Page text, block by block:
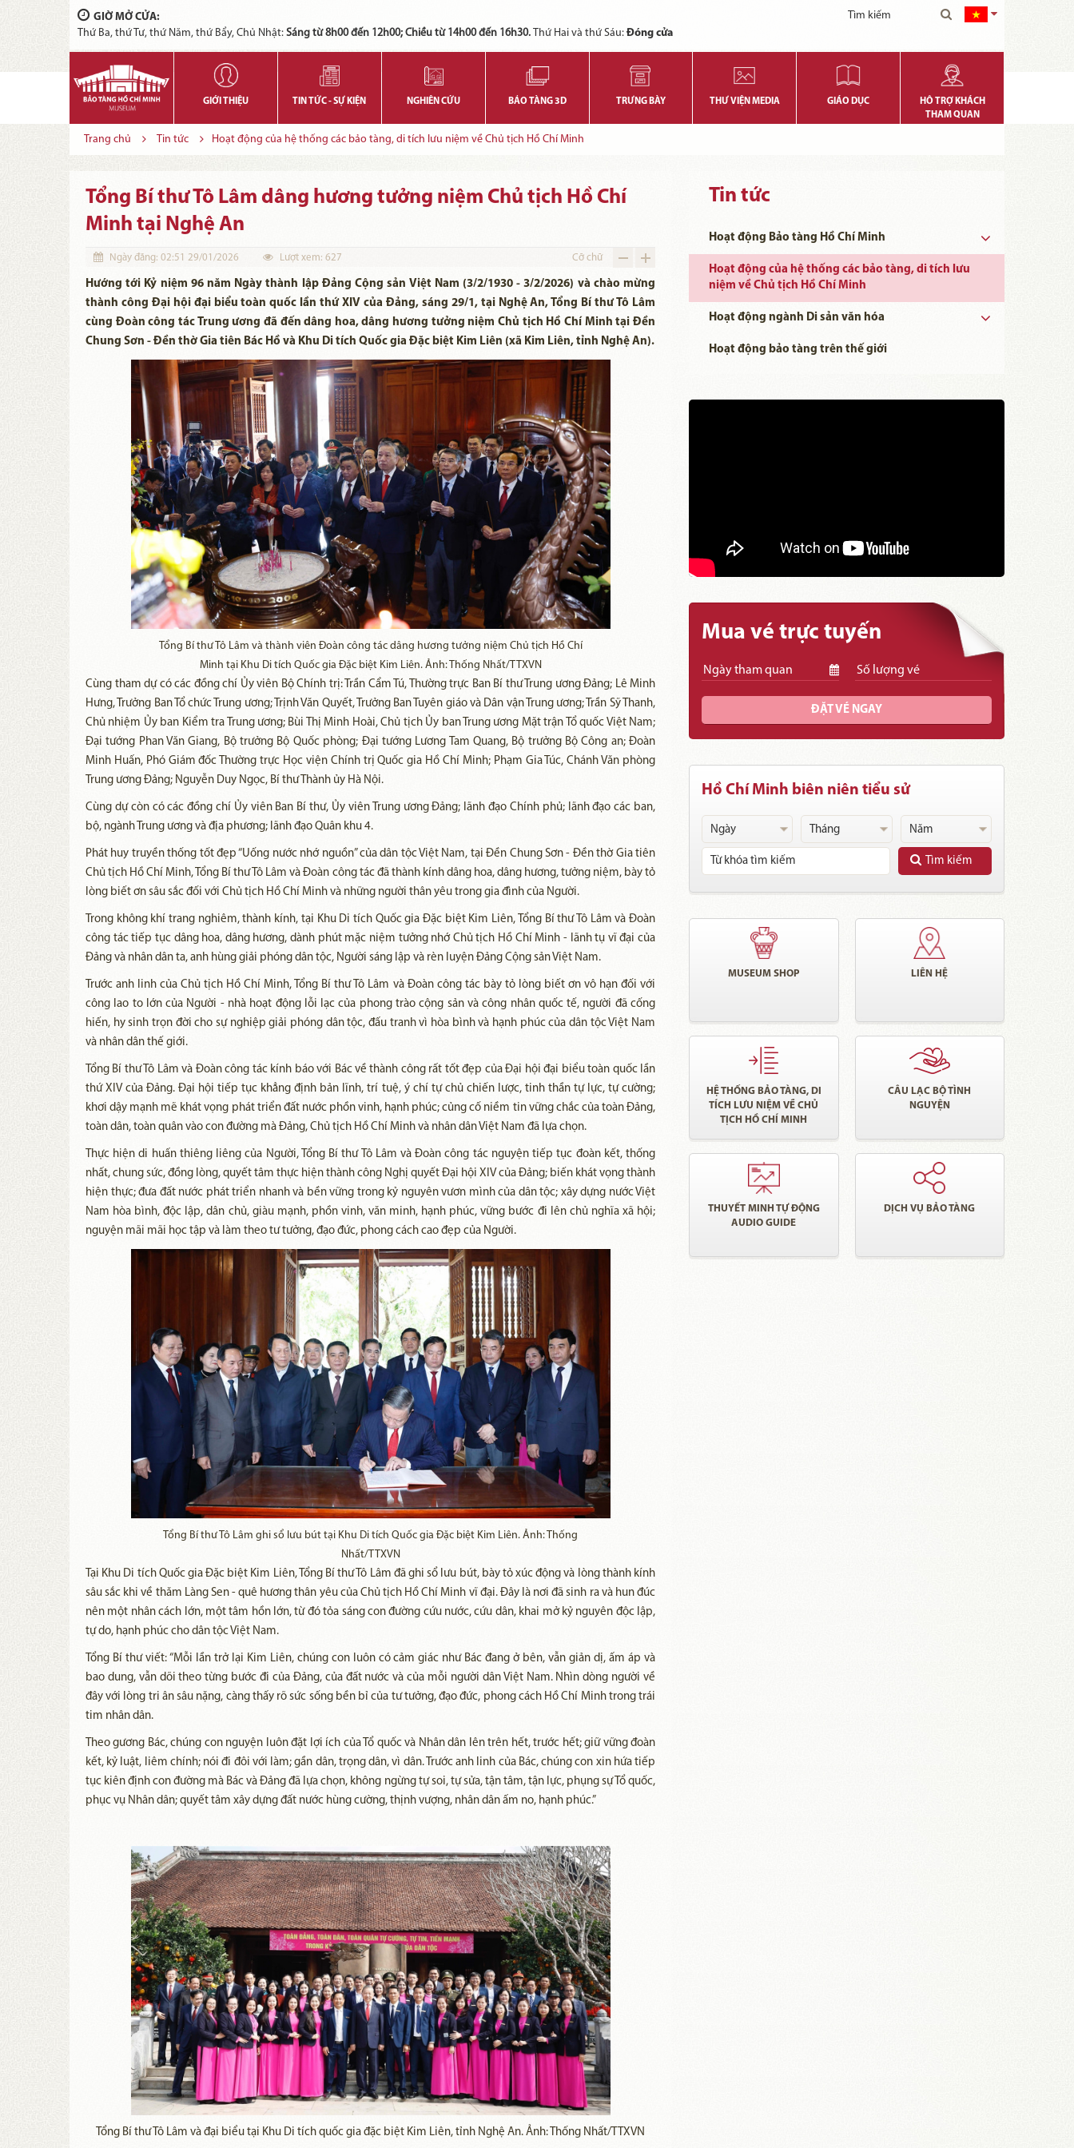
GIỜ MỞ CỬA:
Thứ Ba, thứ Tư, thứ Năm, thứ Bẩy, Chủ Nhật: Sáng từ 8h00 đến 12h00; Chiều từ 14h00 đến 16h30. Thứ Hai và thứ Sáu: Đóng cửa
GIỚI THIỆU TIN TỨC - SỰ KIỆN NGHIÊN CỨU BẢO TÀNG 3D TRƯNG BÀY THƯ VIỆN MEDIA GIÁO DỤC
HỖ TRỢ KHÁCH
THAM QUAN
Trang chủ Tin tức Hoạt động của hệ thống các bảo tàng, di tích lưu niệm về Chủ tịch Hồ Chí Minh
Tổng Bí thư Tô Lâm dâng hương tưởng niệm Chủ tịch Hồ Chí
Minh tại Nghệ An
Ngày đăng: 02:51 29/01/2026 Lượt xem: 627 Cỡ chữ
Hướng tới Kỷ niệm 96 năm Ngày thành lập Đảng Cộng sản Việt Nam (3/2/1930 - 3/2/2026) và chào mừng
thành công Đại hội đại biểu toàn quốc lần thứ XIV của Đảng, sáng 29/1, tại Nghệ An, Tổng Bí thư Tô Lâm
cùng Đoàn công tác Trung ương đã đến dâng hoa, dâng hương tưởng niệm Chủ tịch Hồ Chí Minh tại Đền
Chung Sơn - Đền thờ Gia tiên Bác Hồ và Khu Di tích Quốc gia Đặc biệt Kim Liên (xã Kim Liên, tỉnh Nghệ An).
Tổng Bí thư Tô Lâm và thành viên Đoàn công tác dâng hương tưởng niệm Chủ tịch Hồ Chí
Minh tại Khu Di tích Quốc gia Đặc biệt Kim Liên. Ảnh: Thống Nhất/TTXVN
Cùng tham dự có các đồng chí Ủy viên Bộ Chính trị: Trần Cẩm Tú, Thường trực Ban Bí thư Trung ương Đảng; Lê Minh
Hưng, Trưởng Ban Tổ chức Trung ương; Trịnh Văn Quyết, Trưởng Ban Tuyên giáo và Dân vận Trung ương; Trần Sỹ Thanh,
Chủ nhiệm Ủy ban Kiểm tra Trung ương; Bùi Thị Minh Hoài, Chủ tịch Ủy ban Trung ương Mặt trận Tổ quốc Việt Nam;
Đại tướng Phan Văn Giang, Bộ trưởng Bộ Quốc phòng; Đại tướng Lương Tam Quang, Bộ trưởng Bộ Công an; Đoàn
Minh Huấn, Phó Giám đốc Thường trực Học viện Chính trị Quốc gia Hồ Chí Minh; Phạm Gia Túc, Chánh Văn phòng
Trung ương Đảng; Nguyễn Duy Ngọc, Bí thư Thành ủy Hà Nội.
Cùng dự còn có các đồng chí Ủy viên Ban Bí thư, Ủy viên Trung ương Đảng; lãnh đạo Chính phủ; lãnh đạo các ban,
bộ, ngành Trung ương và địa phương; lãnh đạo Quân khu 4.
Phát huy truyền thống tốt đẹp “Uống nước nhớ nguồn” của dân tộc Việt Nam, tại Đền Chung Sơn - Đền thờ Gia tiên
Chủ tịch Hồ Chí Minh, Tổng Bí thư Tô Lâm và Đoàn công tác đã thành kính dâng hoa, dâng hương, tưởng niệm, bày tỏ
lòng biết ơn sâu sắc đối với Chủ tịch Hồ Chí Minh và những người thân yêu trong gia đình của Người.
Trong không khí trang nghiêm, thành kính, tại Khu Di tích Quốc gia Đặc biệt Kim Liên, Tổng Bí thư Tô Lâm và Đoàn
công tác tiếp tục dâng hoa, dâng hương, dành phút mặc niệm tưởng nhớ Chủ tịch Hồ Chí Minh - lãnh tụ vĩ đại của
Đảng và nhân dân ta, anh hùng giải phóng dân tộc, Người sáng lập và rèn luyện Đảng Cộng sản Việt Nam.
Trước anh linh của Chủ tịch Hồ Chí Minh, Tổng Bí thư Tô Lâm và Đoàn công tác bày tỏ lòng biết ơn vô hạn đối với
công lao to lớn của Người - nhà hoạt động lỗi lạc của phong trào cộng sản và công nhân quốc tế, người đã cống
hiến, hy sinh trọn đời cho sự nghiệp giải phóng dân tộc, đấu tranh vì hòa bình và hạnh phúc của dân tộc Việt Nam
và nhân dân thế giới.
Tổng Bí thư Tô Lâm và Đoàn công tác kính báo với Bác về thành công rất tốt đẹp của Đại hội đại biểu toàn quốc lần
thứ XIV của Đảng. Đại hội tiếp tục khẳng định bản lĩnh, trí tuệ, ý chí tự chủ chiến lược, tinh thần tự lực, tự cường;
khơi dậy mạnh mẽ khát vọng phát triển đất nước phồn vinh, hạnh phúc; củng cố niềm tin vững chắc của toàn Đảng,
toàn dân, toàn quân vào con đường mà Đảng, Chủ tịch Hồ Chí Minh và nhân dân Việt Nam đã lựa chọn.
Thực hiện di huấn thiêng liêng của Người, Tổng Bí thư Tô Lâm và Đoàn công tác nguyện tiếp tục đoàn kết, thống
nhất, chung sức, đồng lòng, quyết tâm thực hiện thành công Nghị quyết Đại hội XIV của Đảng; biến khát vọng thành
hiện thực; đưa đất nước phát triển nhanh và bền vững trong kỷ nguyên vươn mình của dân tộc; xây dựng nước Việt
Nam hòa bình, độc lập, dân chủ, giàu mạnh, phồn vinh, văn minh, hạnh phúc, vững bước đi lên chủ nghĩa xã hội;
nguyện mãi mãi học tập và làm theo tư tưởng, đạo đức, phong cách cao đẹp của Người.
Tổng Bí thư Tô Lâm ghi sổ lưu bút tại Khu Di tích Quốc gia Đặc biệt Kim Liên. Ảnh: Thống
Nhất/TTXVN
Tại Khu Di tích Quốc gia Đặc biệt Kim Liên, Tổng Bí thư Tô Lâm đã ghi sổ lưu bút, bày tỏ xúc động và lòng thành kính
sâu sắc khi về thăm Làng Sen - quê hương thân yêu của Chủ tịch Hồ Chí Minh vĩ đại. Đây là nơi đã sinh ra và hun đúc
nên một nhân cách lớn, một tâm hồn lớn, từ đó tỏa sáng con đường cứu nước, cứu dân, khai mở kỷ nguyên độc lập,
tự do, hạnh phúc cho dân tộc Việt Nam.
Tổng Bí thư viết: “Mỗi lần trở lại Kim Liên, chúng con luôn có cảm giác như Bác đang ở bên, vẫn giản dị, ấm áp và
bao dung, vẫn dõi theo từng bước đi của Đảng, của đất nước và của mỗi người dân Việt Nam. Nhìn dòng người về
đây với lòng tri ân sâu nặng, càng thấy rõ sức sống bền bỉ của tư tưởng, đạo đức, phong cách Hồ Chí Minh trong trái
tim nhân dân.
Theo gương Bác, chúng con nguyện luôn đặt lợi ích của Tổ quốc và Nhân dân lên trên hết, trước hết; giữ vững đoàn
kết, kỷ luật, liêm chính; nói đi đôi với làm; gần dân, trọng dân, vì dân. Trước anh linh của Bác, chúng con xin hứa tiếp
tục kiên định con đường mà Bác và Đảng đã lựa chọn, không ngừng tự soi, tự sửa, tận tâm, tận lực, phụng sự Tổ quốc,
phục vụ Nhân dân; quyết tâm xây dựng đất nước hùng cường, thịnh vượng, nhân dân ấm no, hạnh phúc.”
Tổng Bí thư Tô Lâm và đại biểu tại Khu Di tích quốc gia đặc biệt Kim Liên, tỉnh Nghệ An. Ảnh: Thống Nhất/TTXVN
Tin tức
Hoạt động Bảo tàng Hồ Chí Minh
Hoạt động của hệ thống các bảo tàng, di tích lưu
niệm về Chủ tịch Hồ Chí Minh
Hoạt động ngành Di sản văn hóa
Hoạt động bảo tàng trên thế giới
Mua vé trực tuyến
ĐẶT VÉ NGAY
Hồ Chí Minh biên niên tiểu sử
Tìm kiếm
MUSEUM SHOP LIÊN HỆ
HỆ THỐNG BẢO TÀNG, DI
TÍCH LƯU NIỆM VỀ CHỦ
TỊCH HỒ CHÍ MINH
CÂU LẠC BỘ TÌNH
NGUYỆN
THUYẾT MINH TỰ ĐỘNG
AUDIO GUIDE
DỊCH VỤ BẢO TÀNG